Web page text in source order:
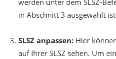
werden unter dem SLSZ-
in Abschnitt 3 ausgewählt
SLSZ anpassen: Hier
auf Ihrer SLSZ sehen. Um